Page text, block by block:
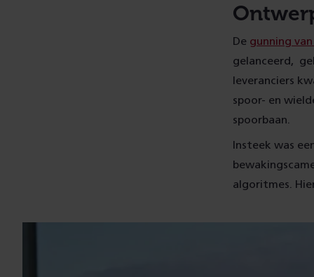
De gunning
gelanceerd,
leveranciers
spoor- en
spoorbaan.
Insteek was
algoritmes.